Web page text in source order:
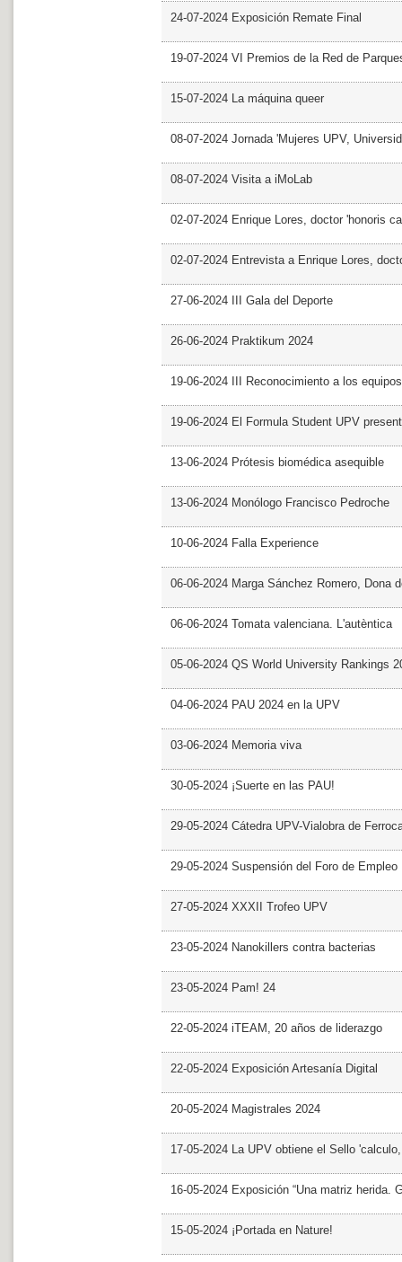
24-07-2024 Exposición Remate Final
19-07-2024 VI Premios de la Red de
15-07-2024 La máquina queer
08-07-2024 Jornada 'Mujeres UPV,
08-07-2024 Visita a iMoLab
02-07-2024 Enrique Lores, doctor 'honoris
02-07-2024 Entrevista a Enrique Lores,
27-06-2024 III Gala del Deporte
26-06-2024 Praktikum 2024
19-06-2024 III Reconocimiento a los
19-06-2024 El Formula Student UPV
13-06-2024 Prótesis biomédica asequible
13-06-2024 Monólogo Francisco Pedroche
10-06-2024 Falla Experience
06-06-2024 Marga Sánchez Romero, Dona
06-06-2024 Tomata valenciana. L'autèntica
05-06-2024 QS World University Rankings
04-06-2024 PAU 2024 en la UPV
03-06-2024 Memoria viva
30-05-2024 ¡Suerte en las PAU!
29-05-2024 Cátedra UPV-Vialobra de
29-05-2024 Suspensión del Foro de Empleo
27-05-2024 XXXII Trofeo UPV
23-05-2024 Nanokillers contra bacterias
23-05-2024 Pam! 24
22-05-2024 iTEAM, 20 años de liderazgo
22-05-2024 Exposición Artesanía Digital
20-05-2024 Magistrales 2024
17-05-2024 La UPV obtiene el Sello
16-05-2024 Exposición “Una matriz herida.
15-05-2024 ¡Portada en Nature!